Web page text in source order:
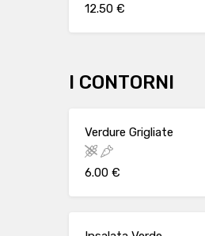
12.50 €
I CONTORNI
Verdure Grigliate
6.00 €